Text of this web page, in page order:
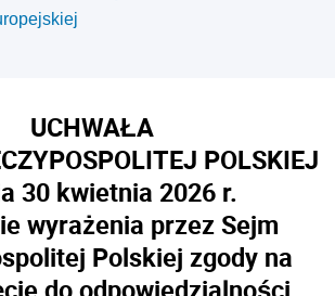
UCHWAŁA
POLSKIEJ
30 kwietnia 2026 r.
wyrażenia przez Sejm
Polskiej zgody na